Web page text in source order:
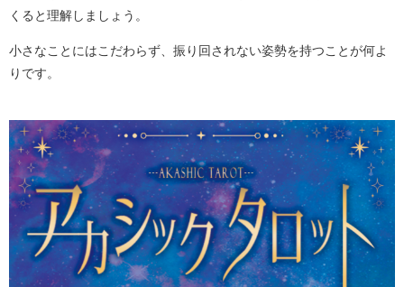
くると理解しましょう。
小さなことにはこだわらず、振り回されない姿勢を持つことが何よ
りです。